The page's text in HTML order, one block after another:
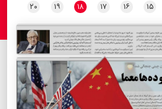
۱۵ ۱۶ ۱۷ ۱۸ ۱۹ ۲۰